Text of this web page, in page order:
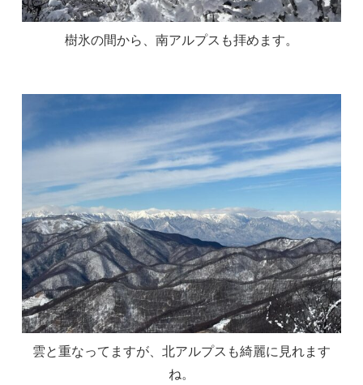
樹氷の間から、南アルプスも拝めます。
雲と重なってますが、北アルプスも綺麗に見れます
ね。